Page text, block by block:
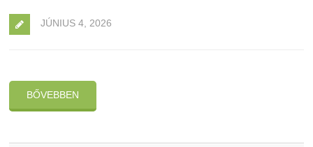
JÚNIUS 4, 2026
BŐVEBBEN